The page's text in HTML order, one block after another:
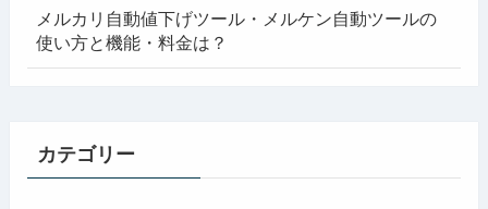
メルカリ自動値下げツール・メルケン自動ツールの
使い方と機能・料金は？
カテゴリー